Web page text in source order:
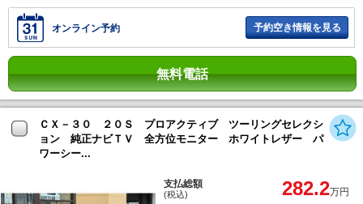
オンライン予約 予約空き情報を見る
無料電話
ＣＸ－３０ ２０Ｓ プロアクティブ ツーリングセレクシ
ョン 純正ナビＴＶ 全方位モニター ホワイトレザー パ
ワーシー...
支払総額
(税込) 282.2万円